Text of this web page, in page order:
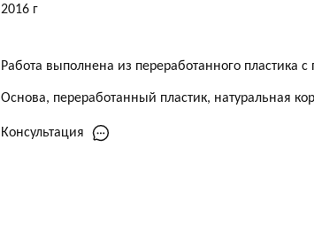
2016 г
Работа выполнена из переработанного пластика
Основа, переработанный пластик, натуральная
Консультация